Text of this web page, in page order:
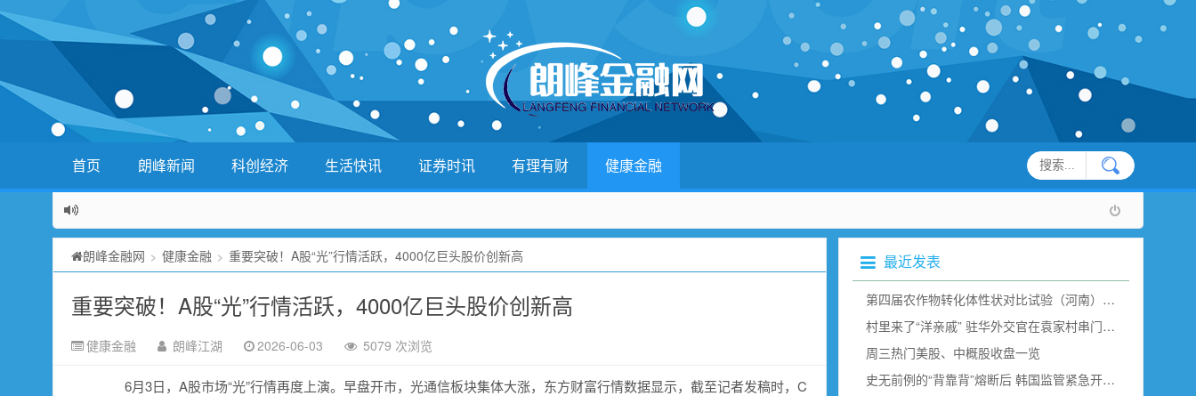
首页 朗峰新闻 科创经济 生活快讯 证券时讯 有理有财 健康金融
朗峰金融网 > 健康金融 > 重要突破！A股“光”行情活跃，4000亿巨头股价创新高
重要突破！A股“光”行情活跃，4000亿巨头股价创新高
健康金融 朗峰江湖 2026-06-03 5079 次浏览
6月3日，A股市场“光”行情再度上演。早盘开市，光通信板块集体大涨， 东方财富行情数据显示，截至记者发稿时， C
最近发表
第四届农作物转化体性状对比试验（河南）现场观摩在新乡举行
村里来了“洋亲戚” 驻华外交官在袁家村串门“取经”（组图）
周三热门美股、中概股收盘一览
史无前例的“背靠背”熔断后 韩国监管紧急开会说了点啥？